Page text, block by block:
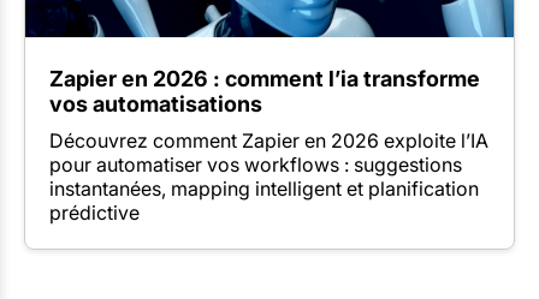
Zapier en 2026 : comment l’ia transforme
vos automatisations
Découvrez comment Zapier en 2026 exploite l’IA
pour automatiser vos workflows : suggestions
instantanées, mapping intelligent et planification
prédictive